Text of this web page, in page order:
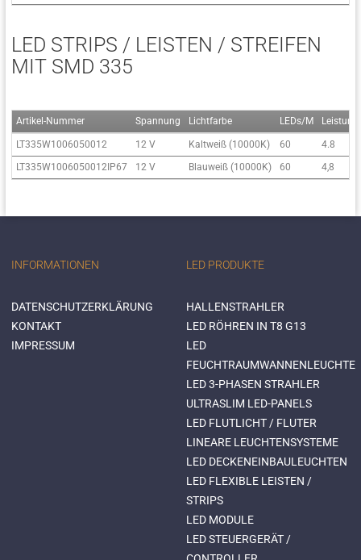
LED STRIPS / LEISTEN / STREIFEN
MIT SMD 335
Artikel-Nummer Spannung Lichtfarbe LEDs/M
LT335W1006050012 12 V Kaltweiß (10000K) 60
4.8
LT335W1006050012IP67
12 V Blauweiß (10000K) 60 4,8
INFORMATIONEN
DATENSCHUTZERKLÄRUNG
KONTAKT
IMPRESSUM
LED PRODUKTE
HALLENSTRAHLER
LED RÖHREN IN T8 G13
LED
FEUCHTRAUMWANNENLEUCHTE
LED 3-PHASEN STRAHLER
ULTRASLIM LED-PANELS
LED FLUTLICHT / FLUTER
LINEARE LEUCHTENSYSTEME
LED DECKENEINBAULEUCHTEN
LED FLEXIBLE LEISTEN /
STRIPS
LED MODULE
LED STEUERGERÄT /